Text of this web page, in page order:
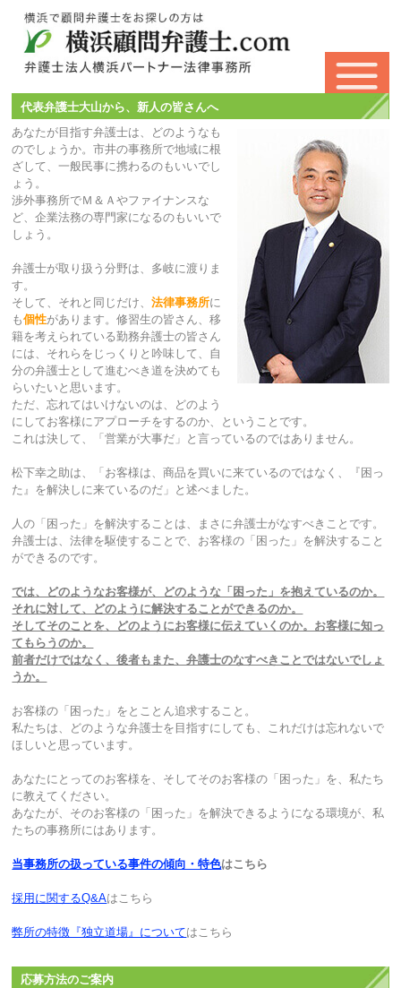
代表弁護士大山から、新人の皆さんへ
あなたが目指す弁護士は、どのようなも
のでしょうか。市井の事務所で地域に根
ざして、一般民事に携わるのもいいでし
ょう。
渉外事務所でＭ＆Ａやファイナンスな
ど、企業法務の専門家になるのもいいで
しょう。
弁護士が取り扱う分野は、多岐に渡りま
す。
そして、それと同じだけ、法律事務所に
も個性があります。修習生の皆さん、移
籍を考えられている勤務弁護士の皆さん
には、それらをじっくりと吟味して、自
分の弁護士として進むべき道を決めても
らいたいと思います。
ただ、忘れてはいけないのは、どのよう
にしてお客様にアプローチをするのか、ということです。
これは決して、「営業が大事だ」と言っているのではありません。
松下幸之助は、「お客様は、商品を買いに来ているのではなく、『困っ
た』を解決しに来ているのだ」と述べました。
人の「困った」を解決することは、まさに弁護士がなすべきことです。
弁護士は、法律を駆使することで、お客様の「困った」を解決すること
ができるのです。
では、どのようなお客様が、どのような「困った」を抱えているのか。
それに対して、どのように解決することができるのか。
そしてそのことを、どのようにお客様に伝えていくのか。お客様に知っ
てもらうのか。
前者だけではなく、後者もまた、弁護士のなすべきことではないでしょ
うか。
お客様の「困った」をとことん追求すること。
私たちは、どのような弁護士を目指すにしても、これだけは忘れないで
ほしいと思っています。
あなたにとってのお客様を、そしてそのお客様の「困った」を、私たち
に教えてください。
あなたが、そのお客様の「困った」を解決できるようになる環境が、私
たちの事務所にはあります。
当事務所の扱っている事件の傾向・特色はこちら
採用に関するQ&Aはこちら
弊所の特徴『独立道場』についてはこちら
応募方法のご案内